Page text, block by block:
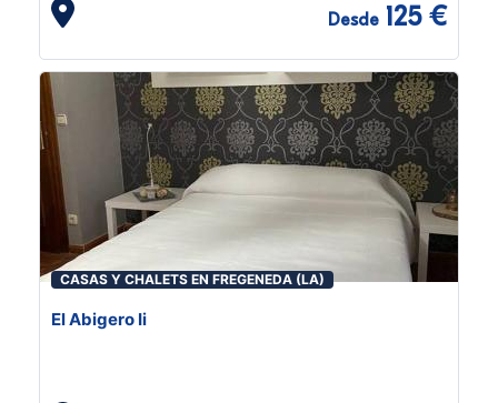
Desde 125 €
CASAS Y CHALETS EN FREGENEDA (LA)
El Abigero Ii